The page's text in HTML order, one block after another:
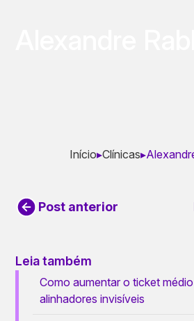
Início▸Clínicas▸
Post anterior
Leia também
Como aumentar o ticket
alinhadores invisíveis